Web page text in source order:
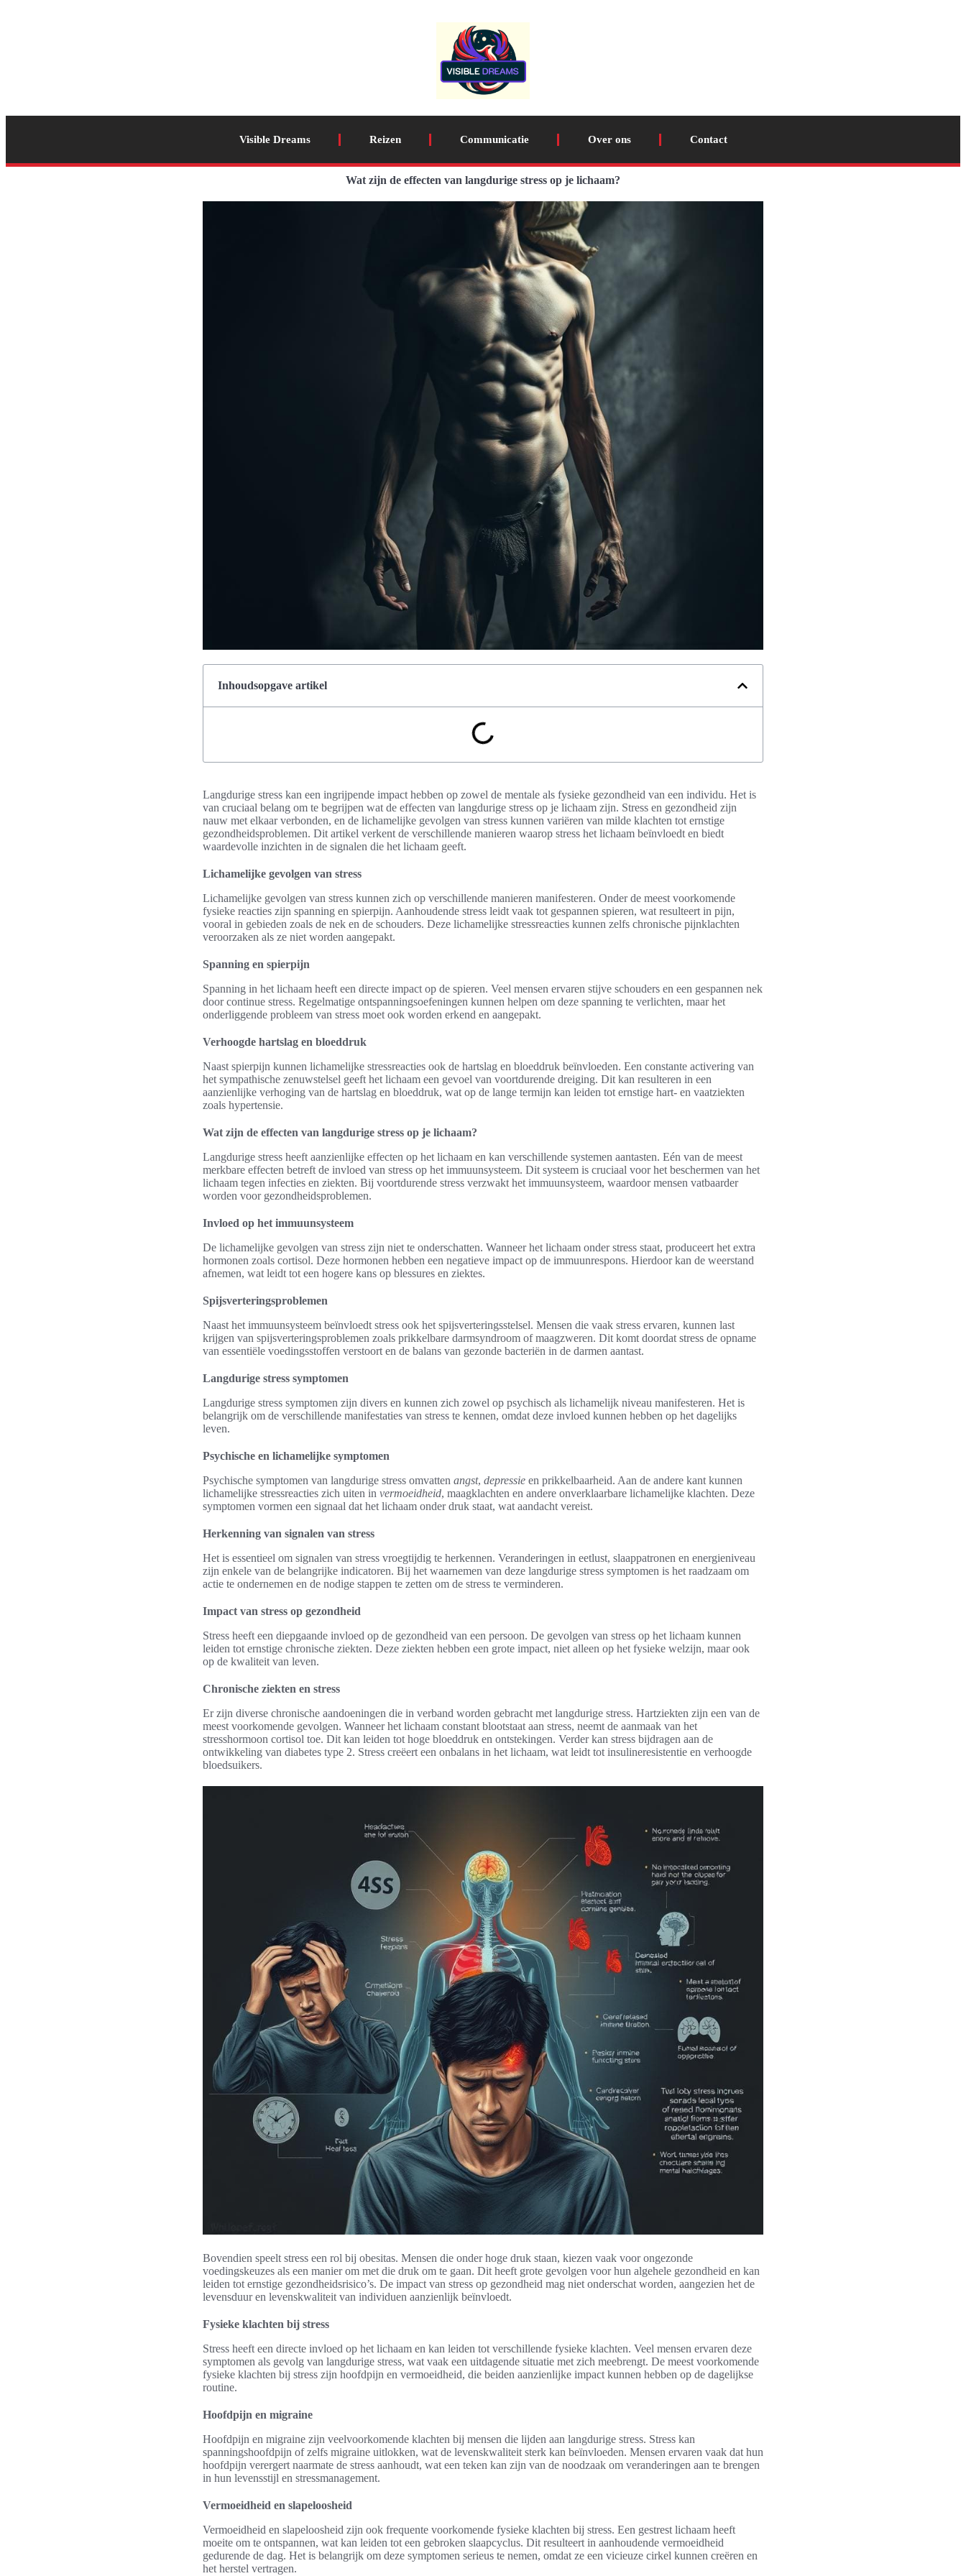
Visible Dreams Reizen Communicatie Over ons Contact
Wat zijn de effecten van langdurige stress op je lichaam?
Inhoudsopgave artikel
Langdurige stress kan een ingrijpende impact hebben op zowel de mentale als fysieke gezondheid van een individu. Het is
van cruciaal belang om te begrijpen wat de effecten van langdurige stress op je lichaam zijn. Stress en gezondheid zijn
nauw met elkaar verbonden, en de lichamelijke gevolgen van stress kunnen variëren van milde klachten tot ernstige
gezondheidsproblemen. Dit artikel verkent de verschillende manieren waarop stress het lichaam beïnvloedt en biedt
waardevolle inzichten in de signalen die het lichaam geeft.
Lichamelijke gevolgen van stress
Lichamelijke gevolgen van stress kunnen zich op verschillende manieren manifesteren. Onder de meest voorkomende
fysieke reacties zijn spanning en spierpijn. Aanhoudende stress leidt vaak tot gespannen spieren, wat resulteert in pijn,
vooral in gebieden zoals de nek en de schouders. Deze lichamelijke stressreacties kunnen zelfs chronische pijnklachten
veroorzaken als ze niet worden aangepakt.
Spanning en spierpijn
Spanning in het lichaam heeft een directe impact op de spieren. Veel mensen ervaren stijve schouders en een gespannen nek
door continue stress. Regelmatige ontspanningsoefeningen kunnen helpen om deze spanning te verlichten, maar het
onderliggende probleem van stress moet ook worden erkend en aangepakt.
Verhoogde hartslag en bloeddruk
Naast spierpijn kunnen lichamelijke stressreacties ook de hartslag en bloeddruk beïnvloeden. Een constante activering van
het sympathische zenuwstelsel geeft het lichaam een gevoel van voortdurende dreiging. Dit kan resulteren in een
aanzienlijke verhoging van de hartslag en bloeddruk, wat op de lange termijn kan leiden tot ernstige hart- en vaatziekten
zoals hypertensie.
Wat zijn de effecten van langdurige stress op je lichaam?
Langdurige stress heeft aanzienlijke effecten op het lichaam en kan verschillende systemen aantasten. Eén van de meest
merkbare effecten betreft de invloed van stress op het immuunsysteem. Dit systeem is cruciaal voor het beschermen van het
lichaam tegen infecties en ziekten. Bij voortdurende stress verzwakt het immuunsysteem, waardoor mensen vatbaarder
worden voor gezondheidsproblemen.
Invloed op het immuunsysteem
De lichamelijke gevolgen van stress zijn niet te onderschatten. Wanneer het lichaam onder stress staat, produceert het extra
hormonen zoals cortisol. Deze hormonen hebben een negatieve impact op de immuunrespons. Hierdoor kan de weerstand
afnemen, wat leidt tot een hogere kans op blessures en ziektes.
Spijsverteringsproblemen
Naast het immuunsysteem beïnvloedt stress ook het spijsverteringsstelsel. Mensen die vaak stress ervaren, kunnen last
krijgen van spijsverteringsproblemen zoals prikkelbare darmsyndroom of maagzweren. Dit komt doordat stress de opname
van essentiële voedingsstoffen verstoort en de balans van gezonde bacteriën in de darmen aantast.
Langdurige stress symptomen
Langdurige stress symptomen zijn divers en kunnen zich zowel op psychisch als lichamelijk niveau manifesteren. Het is
belangrijk om de verschillende manifestaties van stress te kennen, omdat deze invloed kunnen hebben op het dagelijks
leven.
Psychische en lichamelijke symptomen
Psychische symptomen van langdurige stress omvatten angst, depressie en prikkelbaarheid. Aan de andere kant kunnen
lichamelijke stressreacties zich uiten in vermoeidheid, maagklachten en andere onverklaarbare lichamelijke klachten. Deze
symptomen vormen een signaal dat het lichaam onder druk staat, wat aandacht vereist.
Herkenning van signalen van stress
Het is essentieel om signalen van stress vroegtijdig te herkennen. Veranderingen in eetlust, slaappatronen en energieniveau
zijn enkele van de belangrijke indicatoren. Bij het waarnemen van deze langdurige stress symptomen is het raadzaam om
actie te ondernemen en de nodige stappen te zetten om de stress te verminderen.
Impact van stress op gezondheid
Stress heeft een diepgaande invloed op de gezondheid van een persoon. De gevolgen van stress op het lichaam kunnen
leiden tot ernstige chronische ziekten. Deze ziekten hebben een grote impact, niet alleen op het fysieke welzijn, maar ook
op de kwaliteit van leven.
Chronische ziekten en stress
Er zijn diverse chronische aandoeningen die in verband worden gebracht met langdurige stress. Hartziekten zijn een van de
meest voorkomende gevolgen. Wanneer het lichaam constant blootstaat aan stress, neemt de aanmaak van het
stresshormoon cortisol toe. Dit kan leiden tot hoge bloeddruk en ontstekingen. Verder kan stress bijdragen aan de
ontwikkeling van diabetes type 2. Stress creëert een onbalans in het lichaam, wat leidt tot insulineresistentie en verhoogde
bloedsuikers.
Bovendien speelt stress een rol bij obesitas. Mensen die onder hoge druk staan, kiezen vaak voor ongezonde
voedingskeuzes als een manier om met die druk om te gaan. Dit heeft grote gevolgen voor hun algehele gezondheid en kan
leiden tot ernstige gezondheidsrisico’s. De impact van stress op gezondheid mag niet onderschat worden, aangezien het de
levensduur en levenskwaliteit van individuen aanzienlijk beïnvloedt.
Fysieke klachten bij stress
Stress heeft een directe invloed op het lichaam en kan leiden tot verschillende fysieke klachten. Veel mensen ervaren deze
symptomen als gevolg van langdurige stress, wat vaak een uitdagende situatie met zich meebrengt. De meest voorkomende
fysieke klachten bij stress zijn hoofdpijn en vermoeidheid, die beiden aanzienlijke impact kunnen hebben op de dagelijkse
routine.
Hoofdpijn en migraine
Hoofdpijn en migraine zijn veelvoorkomende klachten bij mensen die lijden aan langdurige stress. Stress kan
spanningshoofdpijn of zelfs migraine uitlokken, wat de levenskwaliteit sterk kan beïnvloeden. Mensen ervaren vaak dat hun
hoofdpijn verergert naarmate de stress aanhoudt, wat een teken kan zijn van de noodzaak om veranderingen aan te brengen
in hun levensstijl en stressmanagement.
Vermoeidheid en slapeloosheid
Vermoeidheid en slapeloosheid zijn ook frequente voorkomende fysieke klachten bij stress. Een gestrest lichaam heeft
moeite om te ontspannen, wat kan leiden tot een gebroken slaapcyclus. Dit resulteert in aanhoudende vermoeidheid
gedurende de dag. Het is belangrijk om deze symptomen serieus te nemen, omdat ze een vicieuze cirkel kunnen creëren en
het herstel vertragen.